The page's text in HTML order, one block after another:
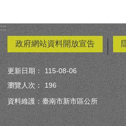
:::
政府網站資料開放宣告
更新日期：
115-08-06
瀏覽人次：
196
資料維護：臺南市新市區公所